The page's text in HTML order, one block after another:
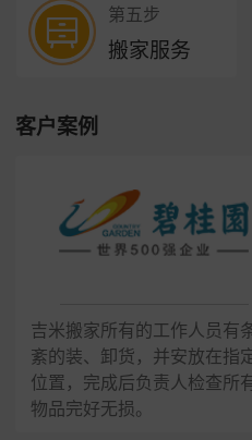
第五步
搬家服务
客户案例
吉米搬家所有的工作人员有
紊的装、卸货，并安放在指
位置，完成后负责人检查所
物品完好无损。